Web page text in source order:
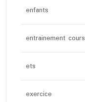
enfants
entrainement
ets
exercice